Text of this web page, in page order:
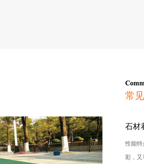
常
石材
性能特
彩，又